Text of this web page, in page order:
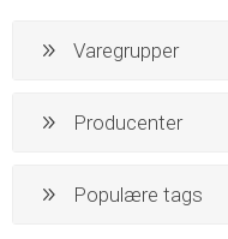
Varegrupper
Producenter
Populære tags